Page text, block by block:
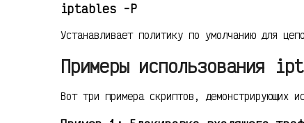
iptables -P
Устанавливает политику по умолчанию для
Примеры использования
Вот три примера скриптов, демонстрирующих